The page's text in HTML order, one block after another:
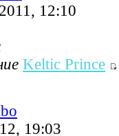
12:10
Keltic Prince
19:03